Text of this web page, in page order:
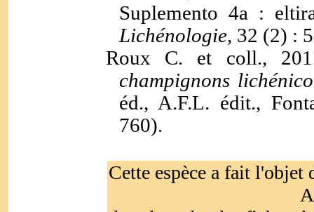
Suplemento 4a :
Lichénologie, 32 (2) :
Roux C. et coll.,
champignons
éd., A.F.L. édit.,
760).
Cette espèce a fait